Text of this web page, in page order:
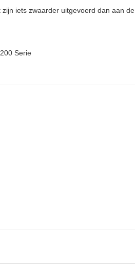
iets zwaarder uitgevoerd dan aan de
Serie